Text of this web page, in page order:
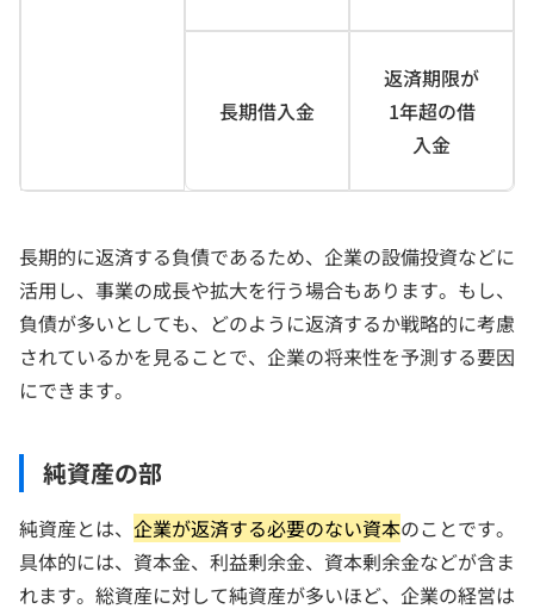
長期借入金
返済期限が
1年超の借
入金
長期的に返済する負債であるため、企業の設備投資などに
活用し、事業の成長や拡大を行う場合もあります。もし、
負債が多いとしても、どのように返済するか戦略的に考慮
されているかを見ることで、企業の将来性を予測する要因
にできます。
純資産の部
純資産とは、 企業が返済する必要のない資本のことです。
具体的には、資本金、利益剰余金、資本剰余金などが含ま
れます。総資産に対して純資産が多いほど、企業の経営は